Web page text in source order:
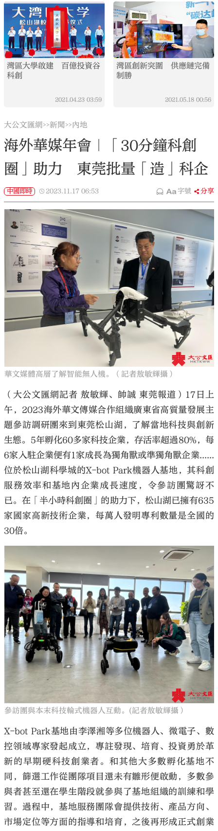
灣區大學啟建 百億投資谷
科創
2021.04.23 03:59
灣區創新突圍 供應鏈完備
制勝
2021.05.18 00:56
大公文匯網>>新聞>>內地
海外華媒年會｜「30分鐘科創
圈」助力 東莞批量「造」科企
中國即時 2023.11.17 06:53 字號 分享
華文媒體高層了解智能無人機。（記者敖敏輝攝）
（大公文匯網記者 敖敏輝、帥誠 東莞報道）17日上
午，2023海外華文傳媒合作組織廣東省高質量發展主
題參訪調研團來到東莞松山湖，了解當地科技與創新
生態。5年孵化60多家科技企業，存活率超過80%，每
6家入駐企業便有1家成長為獨角獸或準獨角獸企業......
位於松山湖科學城的X-bot Park機器人基地，其科創
服務效率和基地內企業成長速度，令參訪團驚訝不
已。在「半小時科創圈」的助力下，松山湖已擁有635
家國家高新技術企業，每萬人發明專利數量是全國的
30倍。
參訪團與本末科技輪式機器人互動。(記者敖敏輝攝）
X-bot Park基地由李澤湘等多位機器人、微電子、數
控領域專家發起成立，專註發現、培育、投資勇於革
新的早期硬科技創業者。和其他大多數孵化基地不
同，篩選工作從團隊項目還未有雛形便啟動，多數參
與者甚至還在學生階段就參與了基地組織的訓練和學
習。過程中，基地服務團隊會提供技術、產品方向、
市場定位等方面的指導和培育，之後再形成正式創業